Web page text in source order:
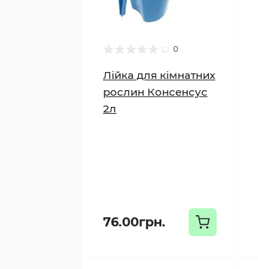
0
Лійка для кімнатних
рослин Консенсус
2л
76.00грн.